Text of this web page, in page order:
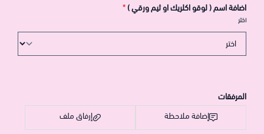
اضافة اسم ( لوقو اكلريك او ثيم ورقي )*
اختر
المرفقات
إضافة ملاحظة
إرفاق ملف